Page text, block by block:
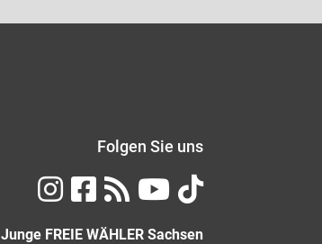
Folgen Sie uns
Junge FREIE WÄHLER Sachsen